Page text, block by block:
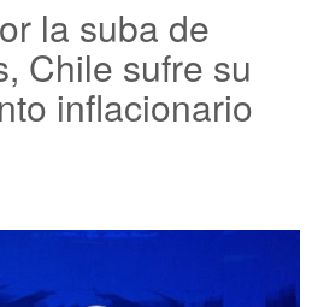
la suba de
Chile sufre su
inflacionario